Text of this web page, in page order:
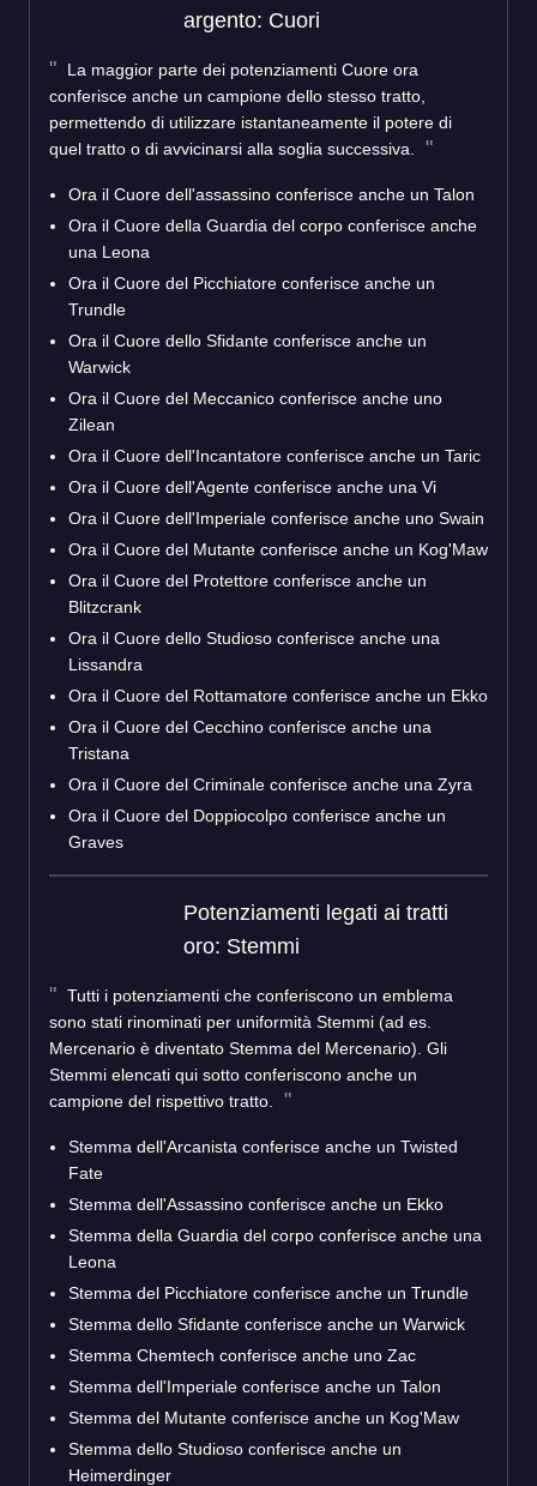
argento: Cuori
La maggior parte dei potenziamenti Cuore ora
conferisce anche un campione dello stesso tratto,
permettendo di utilizzare istantaneamente il potere di
quel tratto o di avvicinarsi alla soglia successiva.
Ora il Cuore dell'assassino conferisce anche un Talon
Ora il Cuore della Guardia del corpo conferisce anche
una Leona
Ora il Cuore del Picchiatore conferisce anche un
Trundle
Ora il Cuore dello Sfidante conferisce anche un
Warwick
Ora il Cuore del Meccanico conferisce anche uno
Zilean
Ora il Cuore dell'Incantatore conferisce anche un Taric
Ora il Cuore dell'Agente conferisce anche una Vi
Ora il Cuore dell'Imperiale conferisce anche uno Swain
Ora il Cuore del Mutante conferisce anche un Kog'Maw
Ora il Cuore del Protettore conferisce anche un
Blitzcrank
Ora il Cuore dello Studioso conferisce anche una
Lissandra
Ora il Cuore del Rottamatore conferisce anche un Ekko
Ora il Cuore del Cecchino conferisce anche una
Tristana
Ora il Cuore del Criminale conferisce anche una Zyra
Ora il Cuore del Doppiocolpo conferisce anche un
Graves
Potenziamenti legati ai tratti
oro: Stemmi
Tutti i potenziamenti che conferiscono un emblema
sono stati rinominati per uniformità Stemmi (ad es.
Mercenario è diventato Stemma del Mercenario). Gli
Stemmi elencati qui sotto conferiscono anche un
campione del rispettivo tratto.
Stemma dell'Arcanista conferisce anche un Twisted
Fate
Stemma dell'Assassino conferisce anche un Ekko
Stemma della Guardia del corpo conferisce anche una
Leona
Stemma del Picchiatore conferisce anche un Trundle
Stemma dello Sfidante conferisce anche un Warwick
Stemma Chemtech conferisce anche uno Zac
Stemma dell'Imperiale conferisce anche un Talon
Stemma del Mutante conferisce anche un Kog'Maw
Stemma dello Studioso conferisce anche un
Heimerdinger